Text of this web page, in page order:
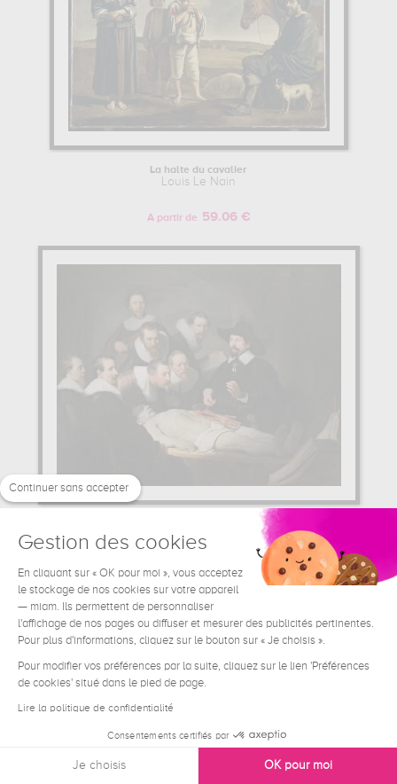
La halte du cavalier
Louis Le Nain
A partir de 59.06 €
La Leçon d'anatomie du Dr Nicolaes...
Rembrandt
A partir de 63 €
Continuer sans accepter
Gestion des cookies
En cliquant sur « OK pour moi », vous acceptez
le stockage de nos cookies sur votre appareil
— miam. Ils permettent de personnaliser
l'affichage de nos pages ou diffuser et mesurer des publicités pertinentes.
Pour plus d'informations, cliquez sur le bouton sur « Je choisis ».
Pour modifier vos préférences par la suite, cliquez sur le lien 'Préférences
de cookies' situé dans le pied de page.
Lire la politique de confidentialité
Consentements certifiés par
Je choisis OK pour moi